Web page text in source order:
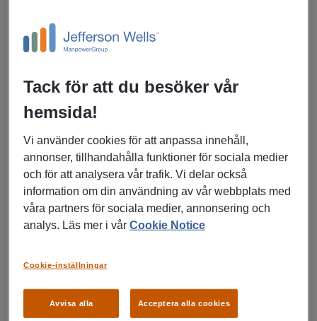
rekryteringsprocessen rättvis och transparent genom
att minska subjektiva uppfattningar. Strukturerade,
kompetens och färdigheter istället för irrelevanta
vara säkra på att varje kandidat bedöms utifrån sina
verkliga förutsättningar att lyckas, vilket i längden
stärker både organisationen och medarbetaren.
Ålder – en potential som lätt kan förbises i
rekrytering
En utmaning inom rekrytering är att ålder ofta ses som
evidensbaserat tillvägagångssätt hjälper till att
motverka denna fördom. Genom att använda tester
Tack för att du besöker vår
hemsida!
Vi använder cookies för att anpassa innehåll,
annonser, tillhandahålla funktioner för sociala medier
och för att analysera vår trafik. Vi delar också
information om din användning av vår webbplats med
våra partners för sociala medier, annonsering och
analys. Läs mer i vårCookie Notice
Avvisa alla Acceptera alla cookies
Cookie-inställningar